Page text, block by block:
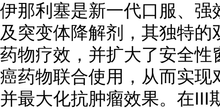
伊那利塞是新一代口服、
及突变体降解剂，其独特
药物疗效，并扩大了安全
癌药物联合使用，从而实
并最大化抗肿瘤效果。在III